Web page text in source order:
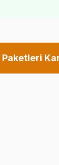
Paketleri